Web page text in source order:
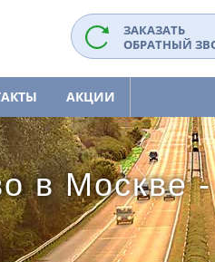
ЗАКАЗАТЬ
ОБРАТНЫЙ
АКЦИИ
в Москве -